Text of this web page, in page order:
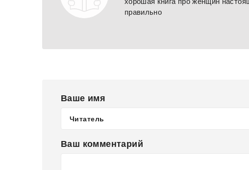
правильно
Ваше имя
Ваш комментарий